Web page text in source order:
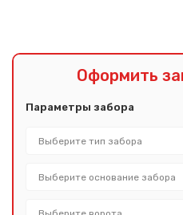
Оформить
Параметры забора